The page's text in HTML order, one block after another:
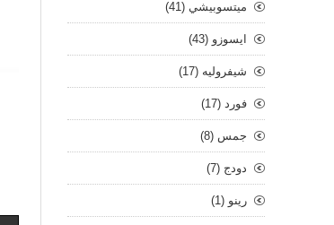
ميتسوبيشي (41)
ايسوزو (43)
شيفروليه (17)
فورد (17)
جمس (8)
دودج (7)
رينو (1)